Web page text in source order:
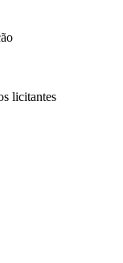
licitantes